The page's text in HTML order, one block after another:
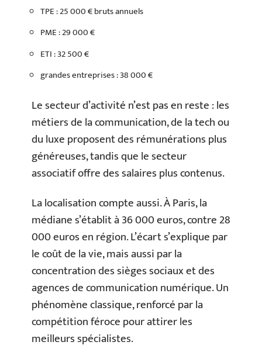
TPE : 25 000 € bruts annuels
PME : 29 000 €
ETI : 32 500 €
grandes entreprises : 38 000 €
Le secteur d’activité n’est pas en reste : les
métiers de la communication, de la tech ou
du luxe proposent des rémunérations plus
généreuses, tandis que le secteur
associatif offre des salaires plus contenus.
La localisation compte aussi. À Paris, la
médiane s’établit à 36 000 euros, contre 28
000 euros en région. L’écart s’explique par
le coût de la vie, mais aussi par la
concentration des sièges sociaux et des
agences de communication numérique. Un
phénomène classique, renforcé par la
compétition féroce pour attirer les
meilleurs spécialistes.